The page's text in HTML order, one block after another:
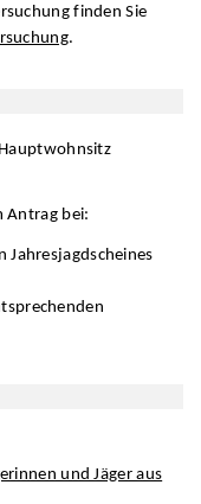
finden Sie
.
Antrag bei:
Jahresjagdscheines
und Jäger aus